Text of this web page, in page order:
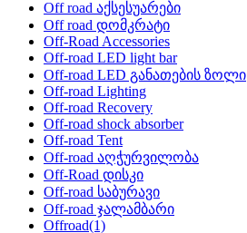
Off road აქსესუარები
Off road დომკრატი
Off-Road Accessories
Off-road LED light bar
Off-road LED განათების ზოლი
Off-road Lighting
Off-road Recovery
Off-road shock absorber
Off-road Tent
Off-road აღჭურვილობა
Off-Road დისკი
Off-road საბურავი
Off-road ჯალამბარი
Offroad(1)